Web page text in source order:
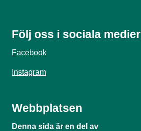
Följ oss i sociala medier
Facebook
Instagram
Webbplatsen
Denna sida är en del av